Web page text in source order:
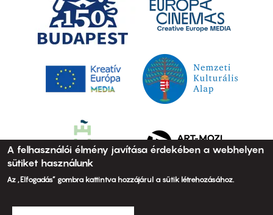
A felhasználói élmény javítása érdekében a webhelyen
sütiket használunk
Az „Elfogadás” gombra kattintva hozzájárul a sütik létrehozásához.